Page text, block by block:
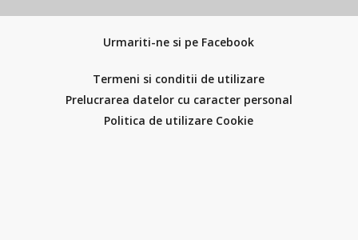
Urmariti-ne si pe Facebook
Termeni si conditii de utilizare
Prelucrarea datelor cu caracter personal
Politica de utilizare Cookie